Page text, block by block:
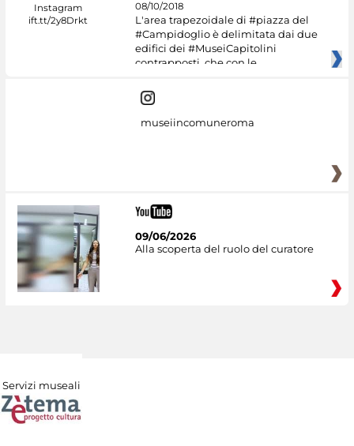
08/10/2018
L'area trapezoidale di #piazza del
#Campidoglio è delimitata dai due
edifici dei #MuseiCapitolini
contrapposti, che con le
museiincomuneroma
09/06/2026
Alla scoperta del ruolo del curatore
Servizi museali